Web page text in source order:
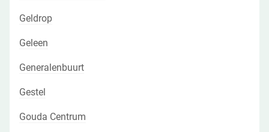
Geldrop
Geleen
Generalenbuurt
Gestel
Gouda Centrum